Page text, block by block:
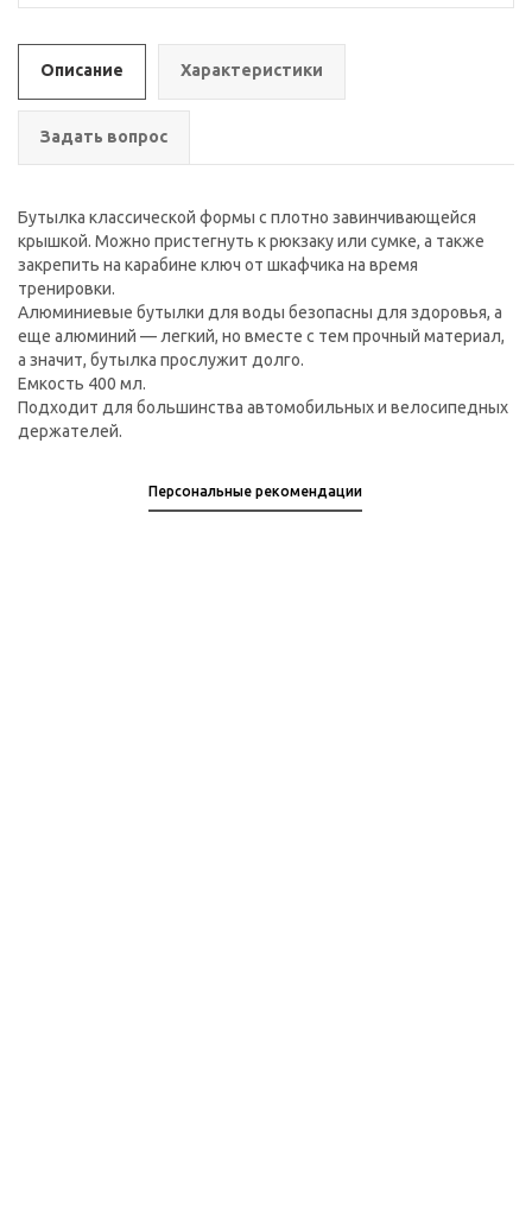
Описание Характеристики
Задать вопрос
Бутылка классической формы с плотно завинчивающейся
крышкой. Можно пристегнуть к рюкзаку или сумке, а также
закрепить на карабине ключ от шкафчика на время
тренировки.
Алюминиевые бутылки для воды безопасны для здоровья, а
еще алюминий — легкий, но вместе с тем прочный материал,
а значит, бутылка прослужит долго.
Емкость 400 мл.
Подходит для большинства автомобильных и велосипедных
держателей.
Персональные рекомендации